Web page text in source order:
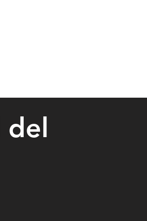
Association Executive Director Kip
del